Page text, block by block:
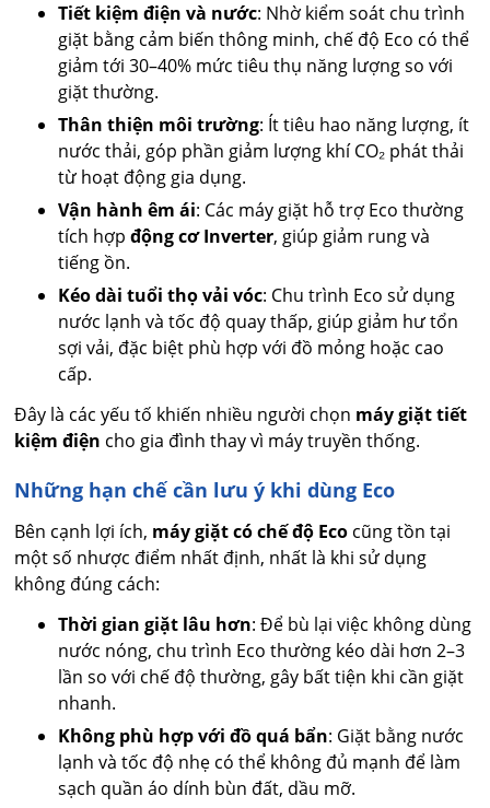
Tiết kiệm điện và nước: Nhờ kiểm soát chu trình
giặt bằng cảm biến thông minh, chế độ Eco có thể
giảm tới 30–40% mức tiêu thụ năng lượng so với
giặt thường.
Thân thiện môi trường: Ít tiêu hao năng lượng, ít
nước thải, góp phần giảm lượng khí CO₂ phát thải
từ hoạt động gia dụng.
Vận hành êm ái: Các máy giặt hỗ trợ Eco thường
tích hợpđộng cơ Inverter, giúp giảm rung và
tiếng ồn.
Kéo dài tuổi thọ vải vóc: Chu trình Eco sử dụng
nước lạnh và tốc độ quay thấp, giúp giảm hư tổn
sợi vải, đặc biệt phù hợp với đồ mỏng hoặc cao
cấp.
Đây là các yếu tố khiến nhiều người chọn máy giặt tiết
kiệm điện cho gia đình thay vì máy truyền thống.
Những hạn chế cần lưu ý khi dùng Eco
Bên cạnh lợi ích, máy giặt có chế độ Eco cũng tồn tại
một số nhược điểm nhất định, nhất là khi sử dụng
không đúng cách:
Thời gian giặt lâu hơn: Để bù lại việc không dùng
nước nóng, chu trình Eco thường kéo dài hơn 2–3
lần so với chế độ thường, gây bất tiện khi cần giặt
nhanh.
Không phù hợp với đồ quá bẩn: Giặt bằng nước
lạnh và tốc độ nhẹ có thể không đủ mạnh để làm
sạch quần áo dính bùn đất, dầu mỡ.